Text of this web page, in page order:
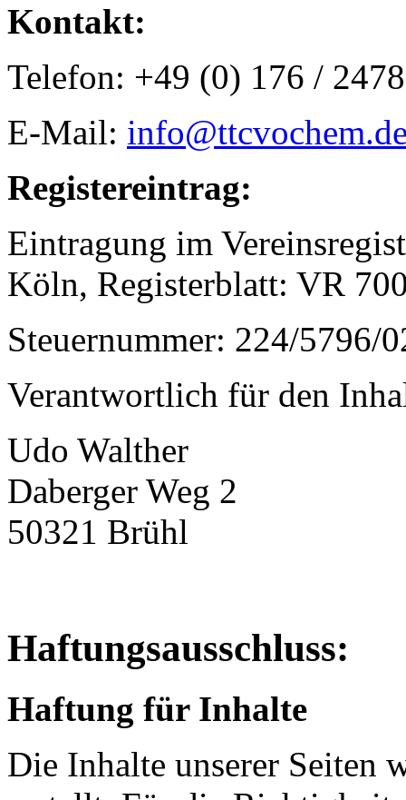
Kontakt:
Telefon: +49 (0) 176 /
E-Mail:
Registereintrag:
Eintragung im
Köln, Registerblatt: VR
Steuernummer: 224/5796/
Verantwortlich für den
Udo Walther
Daberger Weg 2
50321 Brühl
Haftungsausschluss:
Haftung für Inhalte
Die Inhalte unserer Seiten